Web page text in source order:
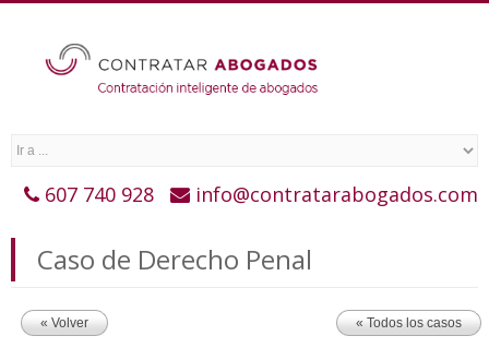
607 740 928 info@contratarabogados.com
Caso de Derecho Penal
« Volver « Todos los casos